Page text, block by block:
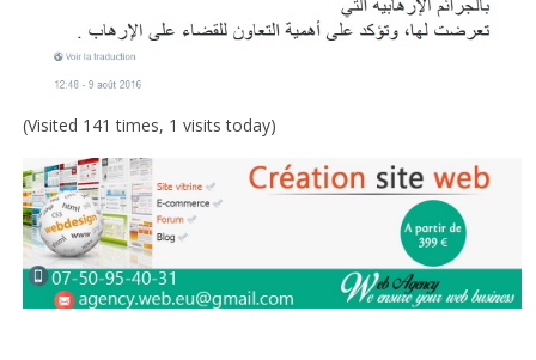
(Visited 141 times, 1 visits today)